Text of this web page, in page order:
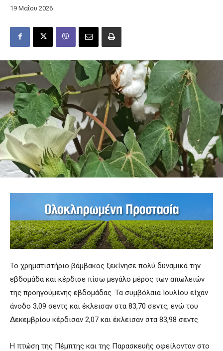
19 Μαΐου 2026
Το χρηματιστήριο βάμβακος ξεκίνησε πολύ δυναμικά την
εβδομάδα και κέρδισε πίσω μεγάλο μέρος των απωλειών
της προηγούμενης εβδομάδας. Τα συμβόλαια Ιουλίου είχαν
άνοδο 3,09 σεντς και έκλεισαν στα 83,70 σεντς, ενώ του
Δεκεμβρίου κέρδισαν 2,07 και έκλεισαν στα 83,98 σεντς.
Η πτώση της Πέμπτης και της Παρασκευής οφείλονταν στο